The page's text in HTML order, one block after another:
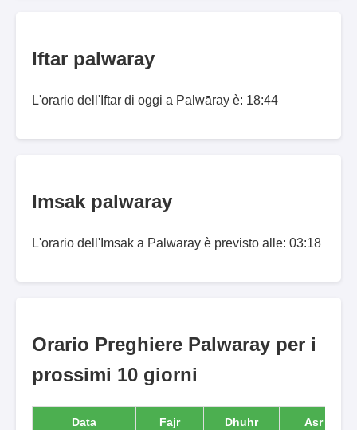
Iftar palwaray
L'orario dell'Iftar di oggi a Palwāray è: 18:44
Imsak palwaray
L'orario dell'Imsak a Palwaray è previsto alle: 03:18
Orario Preghiere Palwaray per i
prossimi 10 giorni
Data Fajr Dhuhr Asr